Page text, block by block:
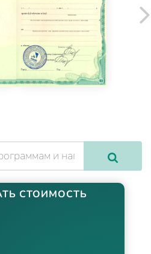
СТОИМОСТЬ